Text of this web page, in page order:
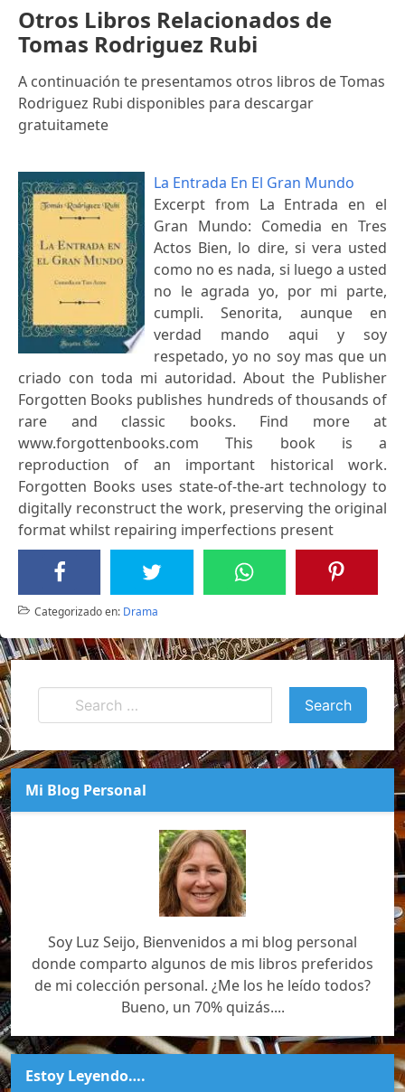
Otros Libros Relacionados de
Tomas Rodriguez Rubi
A continuación te presentamos otros libros de Tomas
Rodriguez Rubi disponibles para descargar
gratuitamete
La Entrada En El Gran Mundo
Excerpt from La Entrada en el
Gran Mundo: Comedia en Tres
Actos Bien, lo dire, si vera usted
como no es nada, si luego a usted
no le agrada yo, por mi parte,
cumpli. Senorita, aunque en
verdad mando aqui y soy
respetado, yo no soy mas que un
criado con toda mi autoridad. About the Publisher
Forgotten Books publishes hundreds of thousands of
rare and classic books. Find more at
www.forgottenbooks.com This book is a
reproduction of an important historical work.
Forgotten Books uses state-of-the-art technology to
digitally reconstruct the work, preserving the original
format whilst repairing imperfections present
Categorizado en: Drama
Mi Blog Personal
Soy Luz Seijo, Bienvenidos a mi blog personal
donde comparto algunos de mis libros preferidos
de mi colección personal. ¿Me los he leído todos?
Bueno, un 70% quizás....
Estoy Leyendo….